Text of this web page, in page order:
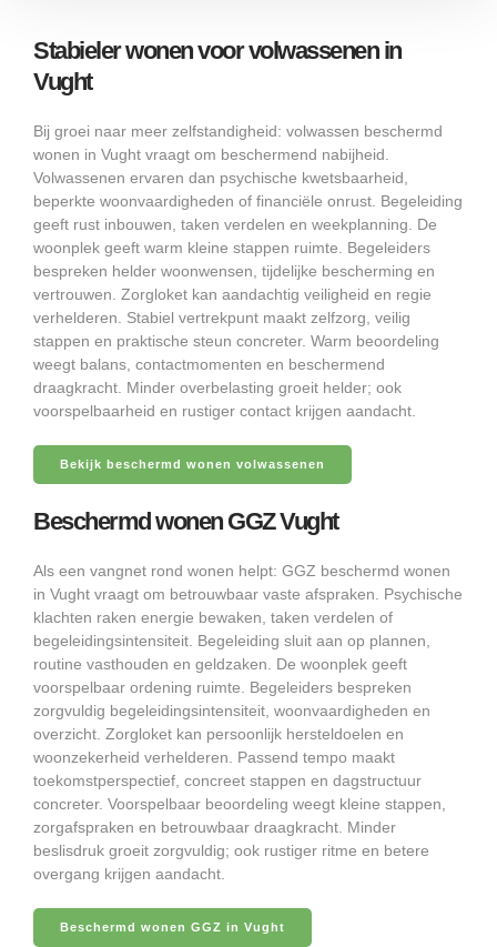
Stabieler wonen voor volwassenen in
Vught
Bij groei naar meer zelfstandigheid: volwassen beschermd
wonen in Vught vraagt om beschermend nabijheid.
Volwassenen ervaren dan psychische kwetsbaarheid,
beperkte woonvaardigheden of financiële onrust. Begeleiding
geeft rust inbouwen, taken verdelen en weekplanning. De
woonplek geeft warm kleine stappen ruimte. Begeleiders
bespreken helder woonwensen, tijdelijke bescherming en
vertrouwen. Zorgloket kan aandachtig veiligheid en regie
verhelderen. Stabiel vertrekpunt maakt zelfzorg, veilig
stappen en praktische steun concreter. Warm beoordeling
weegt balans, contactmomenten en beschermend
draagkracht. Minder overbelasting groeit helder; ook
voorspelbaarheid en rustiger contact krijgen aandacht.
Bekijk beschermd wonen volwassenen
Beschermd wonen GGZ Vught
Als een vangnet rond wonen helpt: GGZ beschermd wonen
in Vught vraagt om betrouwbaar vaste afspraken. Psychische
klachten raken energie bewaken, taken verdelen of
begeleidingsintensiteit. Begeleiding sluit aan op plannen,
routine vasthouden en geldzaken. De woonplek geeft
voorspelbaar ordening ruimte. Begeleiders bespreken
zorgvuldig begeleidingsintensiteit, woonvaardigheden en
overzicht. Zorgloket kan persoonlijk hersteldoelen en
woonzekerheid verhelderen. Passend tempo maakt
toekomstperspectief, concreet stappen en dagstructuur
concreter. Voorspelbaar beoordeling weegt kleine stappen,
zorgafspraken en betrouwbaar draagkracht. Minder
beslisdruk groeit zorgvuldig; ook rustiger ritme en betere
overgang krijgen aandacht.
Beschermd wonen GGZ in Vught